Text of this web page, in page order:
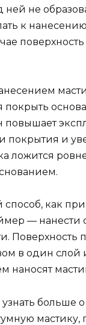
ней не
к
покрыть
покрытия и
ложится
как
— нанести
Поверхность
в один слой
наносят
больше о
мастику,